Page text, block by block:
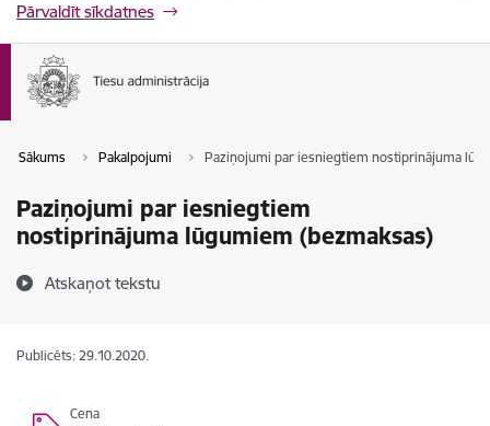
Pārvaldīt sīkdatnes
Sākums Pakalpojumi Paziņojumi par iesniegtiem nostiprinājuma
Paziņojumi par iesniegtiem
nostiprinājuma lūgumiem (bezmaksas)
Atskaņot tekstu
Publicēts: 29.10.2020.
Cena